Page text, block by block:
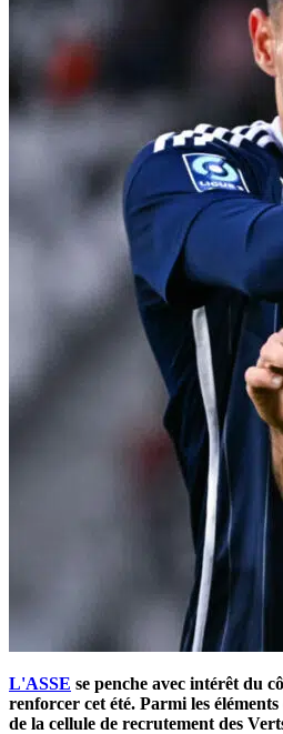
L'ASSE se penche avec intérêt du
renforcer cet été. Parmi les
de la cellule de recrutement des